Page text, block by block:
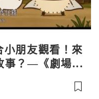
小朋友觀看！來
事？—《劇場版
》